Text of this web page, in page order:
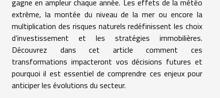
extrême, la montée du niveau de la mer ou encore la
multiplication des risques naturels redéfinissent les choix
d’investissement et les stratégies immobilières.
Découvrez dans cet article comment ces
transformations impacteront vos décisions futures et
pourquoi il est essentiel de comprendre ces enjeux pour
anticiper les évolutions du secteur.